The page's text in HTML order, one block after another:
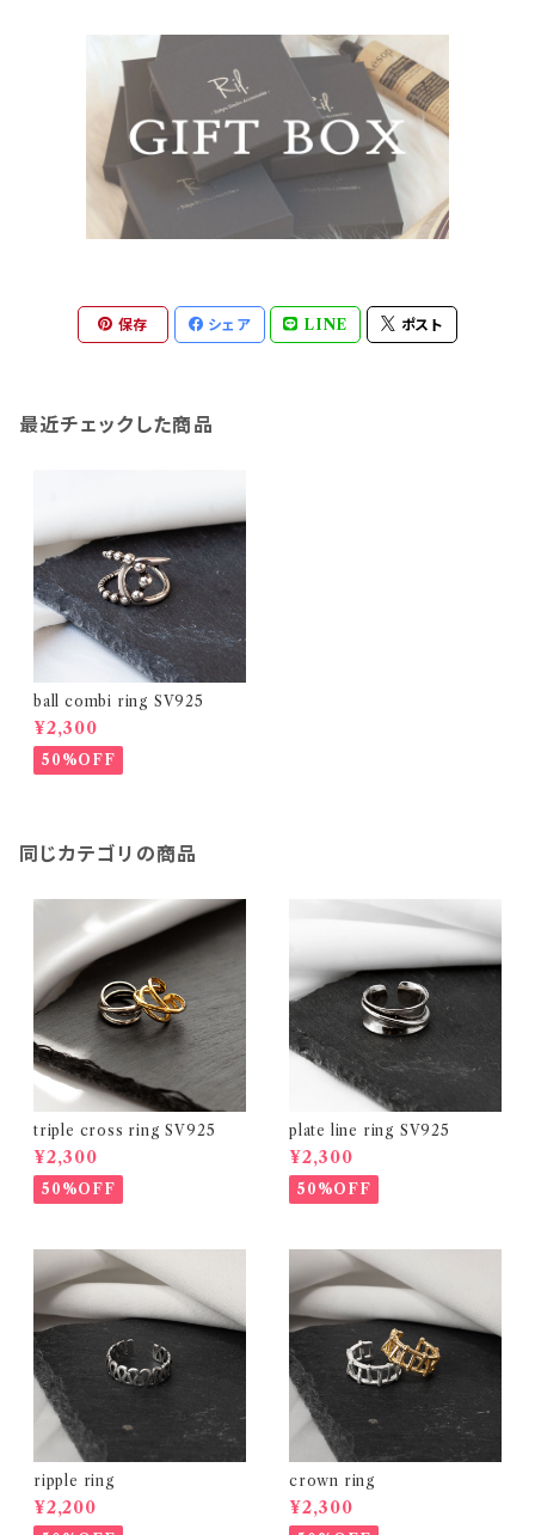
保存 シェア LINE ポスト
最近チェックした商品
ball combi ring SV925
¥2,300
50%OFF
同じカテゴリの商品
triple cross ring SV925
¥2,300
50%OFF
plate line ring SV925
¥2,300
50%OFF
ripple ring
¥2,200
crown ring
¥2,300